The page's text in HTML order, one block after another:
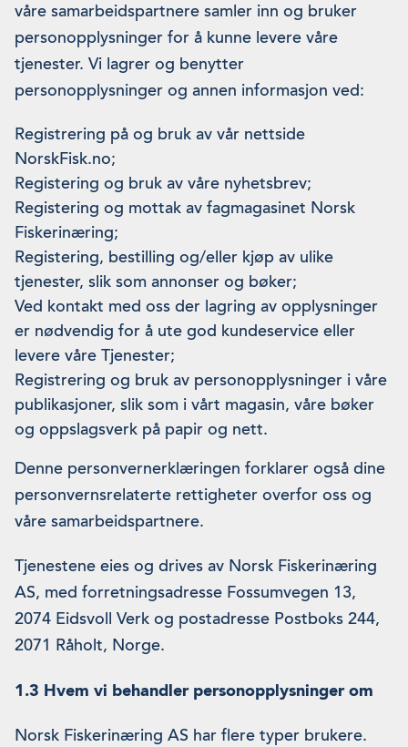
våre samarbeidspartnere samler inn og bruker
personopplysninger for å kunne levere våre
tjenester. Vi lagrer og benytter
personopplysninger og annen informasjon ved:
Registrering på og bruk av vår nettside
NorskFisk.no;
Registering og bruk av våre nyhetsbrev;
Registering og mottak av fagmagasinet Norsk
Fiskerinæring;
Registering, bestilling og/eller kjøp av ulike
tjenester, slik som annonser og bøker;
Ved kontakt med oss der lagring av opplysninger
er nødvendig for å ute god kundeservice eller
levere våre Tjenester;
Registrering og bruk av personopplysninger i våre
publikasjoner, slik som i vårt magasin, våre bøker
og oppslagsverk på papir og nett.
Denne personvernerklæringen forklarer også dine
personvernsrelaterte rettigheter overfor oss og
våre samarbeidspartnere.
Tjenestene eies og drives av Norsk Fiskerinæring
AS, med forretningsadresse Fossumvegen 13,
2074 Eidsvoll Verk og postadresse Postboks 244,
2071 Råholt, Norge.
1.3 Hvem vi behandler personopplysninger om
Norsk Fiskerinæring AS har flere typer brukere.